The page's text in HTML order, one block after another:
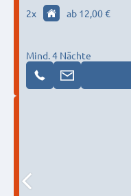
2x ab 12,00 €
Mind. 4 Nächte